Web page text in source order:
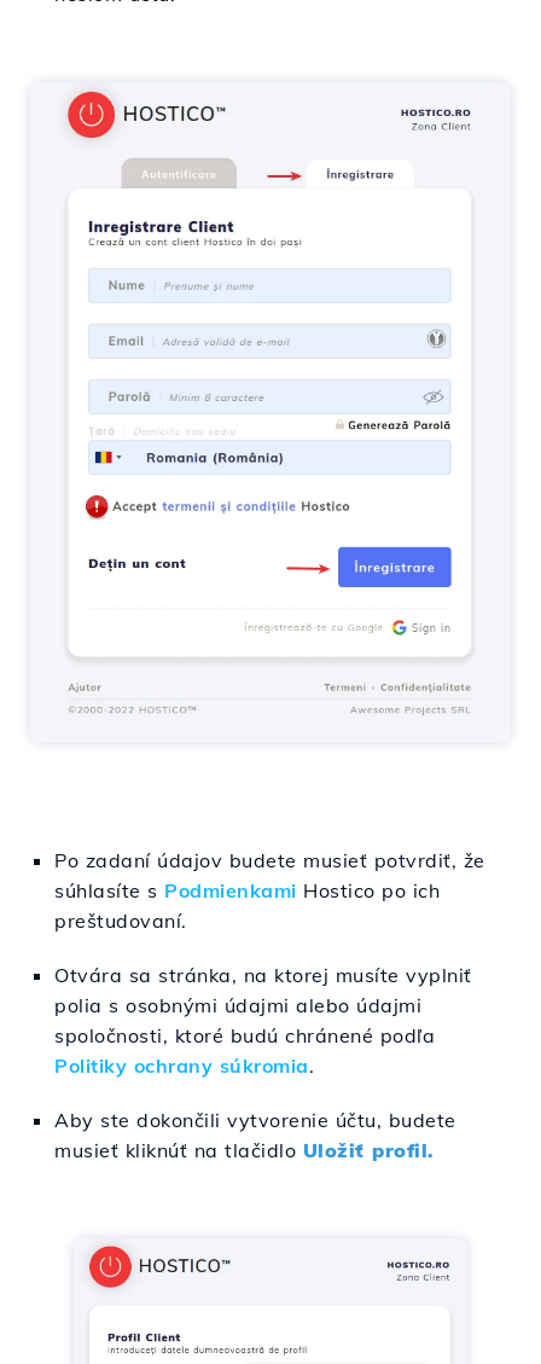
Po zadaní údajov budete musieť potvrdiť, že
súhlasíte s Podmienkami Hostico po ich
preštudovaní.
Otvára sa stránka, na ktorej musíte vyplniť
polia s osobnými údajmi alebo údajmi
spoločnosti, ktoré budú chránené podľa
Politiky ochrany súkromia.
Aby ste dokončili vytvorenie účtu, budete
musieť kliknúť na tlačidlo Uložiť profil.